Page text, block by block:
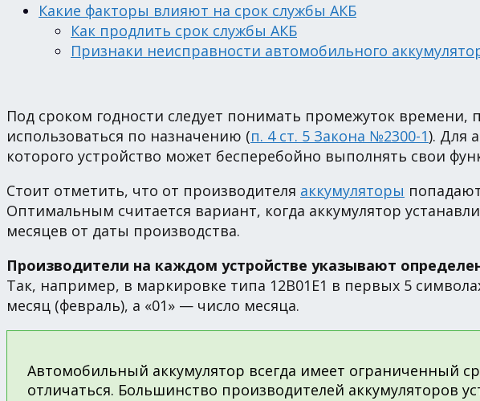
Какие факторы влияют на срок службы АКБ
Как продлить срок службы АКБ
Признаки неисправности автомобильного
Под сроком годности следует понимать промежуток времени,
использоваться по назначению (п. 4 ст. 5 Закона №2300-1). Для
которого устройство может бесперебойно выполнять свои
Стоит отметить, что от производителя аккумуляторы
Оптимальным считается вариант, когда аккумулятор
месяцев от даты производства.
Производители на каждом устройстве указывают
Так, например, в маркировке типа 12В01Е1 в первых 5
месяц (февраль), а «01» — число месяца.
Автомобильный аккумулятор всегда имеет ограниченный
отличаться. Большинство производителей аккумуляторов